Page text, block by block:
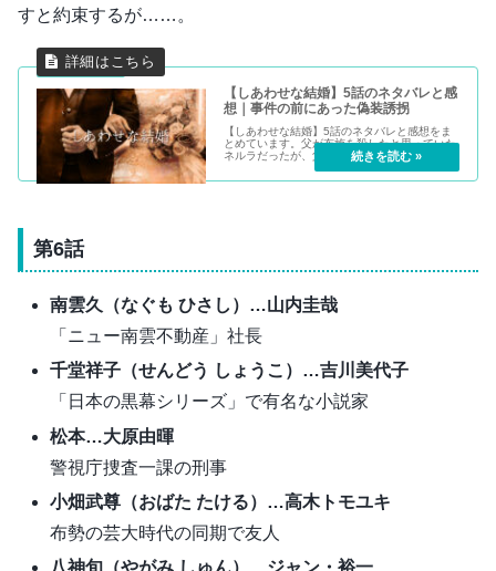
すと約束するが……。
【しあわせな結婚】5話のネタバレと感
想｜事件の前にあった偽装誘拐
【しあわせな結婚】5話のネタバレと感想をま
とめています。父が布施を殺したと思っていた
ネルラだったが、父もまたネルラが布施を殺し
たのではないかと思っていた。2人しか知らな
い事件の前にあった偽装誘拐。それが原因で2
第6話
南雲久（なぐも ひさし）…山内圭哉
「ニュー南雲不動産」社長
千堂祥子（せんどう しょうこ）…吉川美代子
「日本の黒幕シリーズ」で有名な小説家
松本…大原由暉
警視庁捜査一課の刑事
小畑武尊（おばた たける）…高木トモユキ
布勢の芸大時代の同期で友人
八神旬（やがみ しゅん）…ジャン・裕一